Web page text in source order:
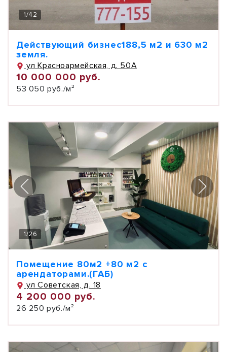
1/42
Действующий бизнес188,5 м2 и 630 м2
земля.
ул Красноармейская, д. 50А
10 000 000 руб.
53 050 руб./м²
1/26
Помещение 80м2 +80 м2 с
арендаторами.(ГАБ)
ул Советская, д. 18
4 200 000 руб.
26 250 руб./м²